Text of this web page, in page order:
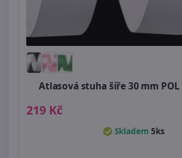
Atlasová stuha šíře 30 mm
219 Kč
Skladem 5ks